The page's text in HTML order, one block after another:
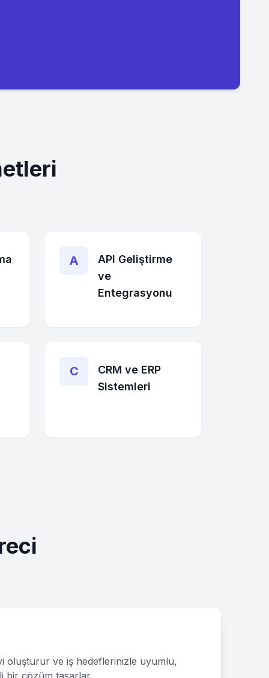
A
API Geliştirme
ve
Entegrasyonu
C
CRM ve ERP
Sistemleri
oluşturur ve iş hedeflerinizle uyumlu,
bir çözüm tasarlar.